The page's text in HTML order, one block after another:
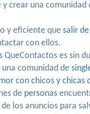
crear una
y eficiente que salir
con ellos.
QueContactos es sin
comunidad de
con chicos y chicas
de personas
los anuncios para